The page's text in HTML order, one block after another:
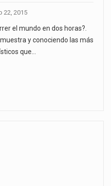
22, 2015
el mundo en dos horas?.
y conociendo las más
que…